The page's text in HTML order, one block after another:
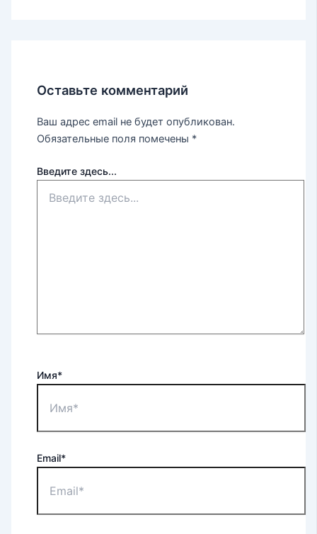
Оставьте комментарий
Ваш адрес email не будет опубликован.
Обязательные поля помечены *
Введите здесь...
Имя*
Email*